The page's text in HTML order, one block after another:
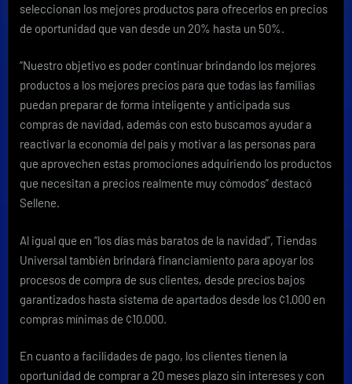
seleccionan los mejores productos para ofrecerlos en precios
de oportunidad que van desde un 20% hasta un 50%.
“Nuestro objetivo es poder continuar brindando los mejores
productos a los mejores precios para que todas las familias
puedan preparar de forma inteligente y anticipada sus
compras de navidad, además con esto buscamos ayudar a
reactivar la economía del país y motivar a las personas para
que aprovechen estas promociones adquiriendo los productos
que necesitan a precios realmente muy cómodos” destacó
Sellene.
Al igual que en “los días más baratos de la navidad”, Tiendas
Universal también brindará financiamiento para apoyar los
procesos de compra de sus clientes, desde precios bajos
garantizados hasta sistema de apartados desde los ¢1.000 en
compras mínimas de ¢10.000.
En cuanto a facilidades de pago, los clientes tienen la
oportunidad de comprar a 20 meses plazo sin intereses y con